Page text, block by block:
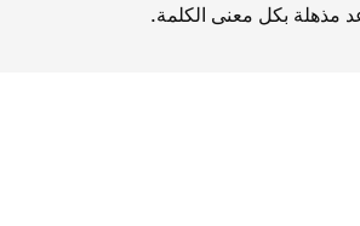
مذهلة بكل معنى الكلمة.